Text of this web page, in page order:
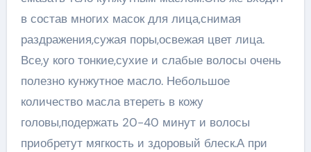
в состав многих масок для лица,снимая
раздражения,сужая поры,освежая цвет лица.
Все,у кого тонкие,сухие и слабые волосы очень
полезно кунжутное масло. Небольшое
количество масла втереть в кожу
головы,подержать 20-40 минут и волосы
приобретут мягкость и здоровый блеск.А при